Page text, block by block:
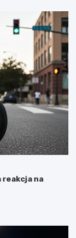
reakcja na